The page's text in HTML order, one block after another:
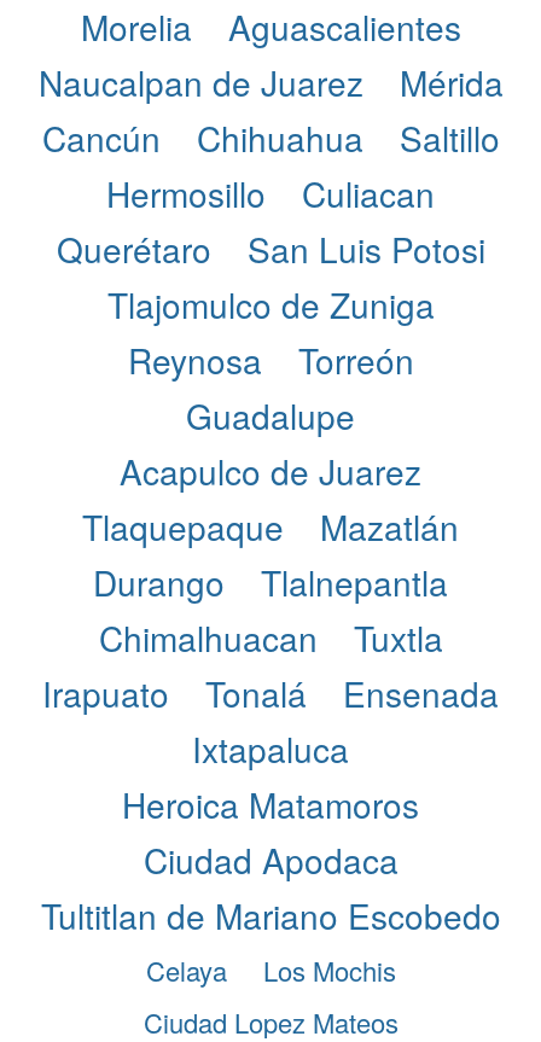
Morelia
Aguascalientes
Naucalpan de Juarez
Mérida
Cancún
Chihuahua
Saltillo
Hermosillo
Culiacan
Querétaro
San Luis Potosi
Tlajomulco de Zuniga
Reynosa
Torreón
Guadalupe
Acapulco de Juarez
Tlaquepaque
Mazatlán
Durango
Tlalnepantla
Chimalhuacan
Tuxtla
Irapuato
Tonalá
Ensenada
Ixtapaluca
Heroica Matamoros
Ciudad Apodaca
Tultitlan de Mariano Escobedo
Celaya
Los Mochis
Ciudad Lopez Mateos